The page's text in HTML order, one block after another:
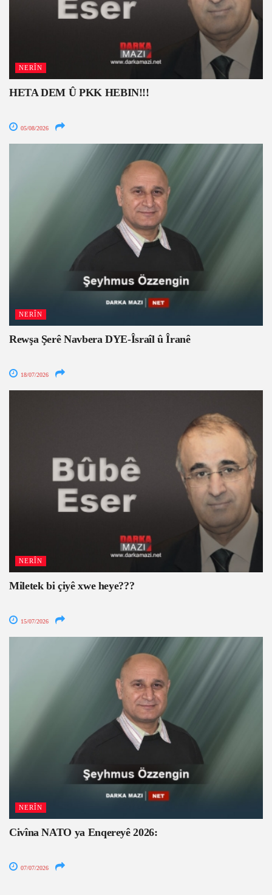
NERÎN
HETA DEM Û PKK HEBIN!!!
05/08/2026
NERÎN
Rewşa Şerê Navbera DYE-Îsraîl û Îranê
18/07/2026
NERÎN
Miletek bi çiyê xwe heye???
15/07/2026
NERÎN
Civîna NATO ya Enqereyê 2026:
07/07/2026